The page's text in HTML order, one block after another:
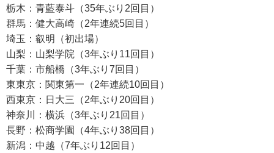
栃木：青藍泰斗（35年ぶり2回目）
群馬：健大高崎（2年連続5回目）
埼玉：叡明（初出場）
山梨：山梨学院（3年ぶり11回目）
千葉：市船橋（3年ぶり7回目）
東東京：関東第一（2年連続10回目）
西東京：日大三（2年ぶり20回目）
神奈川：横浜（3年ぶり21回目）
長野：松商学園（4年ぶり38回目）
新潟：中越（7年ぶり12回目）